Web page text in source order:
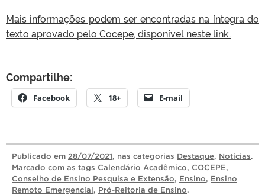
Mais informações podem ser encontradas na íntegra do
texto aprovado pelo Cocepe, disponível neste link.
Compartilhe:
Facebook 18+ E-mail
Publicado em 28/07/2021, nas categorias Destaque, Notícias.
Marcado com as tags Calendário Acadêmico, COCEPE,
Conselho de Ensino Pesquisa e Extensão, Ensino, Ensino
Remoto Emergencial, Pró-Reitoria de Ensino.